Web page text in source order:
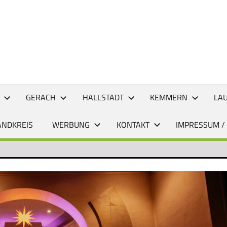
GERACH HALLSTADT KEMMERN
WERBUNG KONTAKT IMPRESSUM /